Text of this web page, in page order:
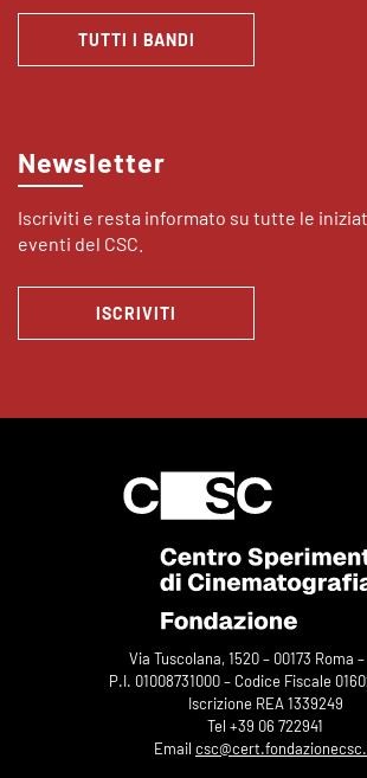
TUTTI I BANDI
Newsletter
Iscriviti e resta informato su tutte le
eventi del CSC.
ISCRIVITI
Via Tuscolana, 1520 – 00173 Roma
P.I. 01008731000 – Codice Fiscale
Iscrizione REA 1339249
Tel +39 06 722941
Email